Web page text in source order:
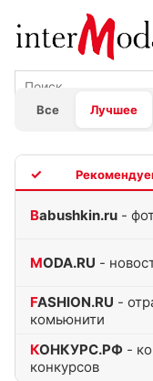
Все Лучшее
Babushkin.ru -
MODA.RU -
FASHION.RU -
комьюнити
КОНКУРС.РФ -
конкурсов